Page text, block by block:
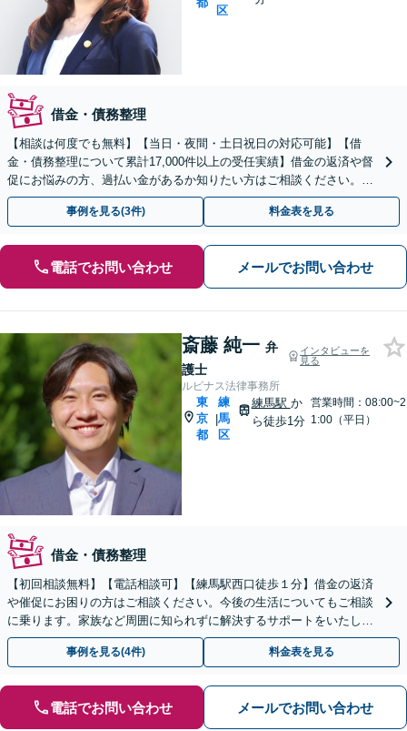
区
借金・債務整理
【相談は何度でも無料】【当日・夜間・土日祝日の対応可能】【借
金・債務整理について累計17,000件以上の受任実績】借金の返済や督
促にお悩みの方、過払い金があるか知りたい方はご相談ください。ベ
ストな解決策を提案いたします。
事例を見る(3件) 料金表を見る
電話でお問い合わせ メールでお問い合わせ
斎藤 純一 弁
護士
インタビューを
見る
ルピナス法律事務所
東
京
都
|
練
馬
区
練馬駅 か
ら徒歩1分
営業時間：08:00~2
1:00（平日）
借金・債務整理
【初回相談無料】【電話相談可】【練馬駅西口徒歩１分】借金の返済
や催促にお困りの方はご相談ください。今後の生活についてもご相談
に乗ります。家族など周囲に知られずに解決するサポートをいたしま
す。法人破産もお受けいたします。【中央大学実務講師】
事例を見る(4件) 料金表を見る
電話でお問い合わせ メールでお問い合わせ